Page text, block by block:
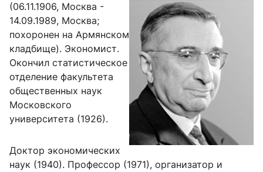
(06.11.1906, Москва -
14.09.1989, Москва;
похоронен на Армянском
кладбище). Экономист.
Окончил статистическое
отделение факультета
общественных наук
Московского
университета (1926).
Доктор экономических
наук (1940). Профессор (1971), организатор и